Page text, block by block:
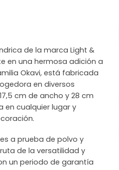
de la marca Light &
en una hermosa adición a
Okavi, está fabricada
en diversos
cm de ancho y 28 cm
en cualquier lugar y
a prueba de polvo y
de la versatilidad y
un periodo de garantía